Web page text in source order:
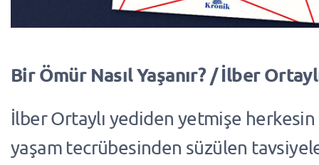
Bir Ömür Nasıl Yaşanır? / İlber
İlber Ortaylı yediden yetmişe herkesin
yaşam tecrübesinden süzülen